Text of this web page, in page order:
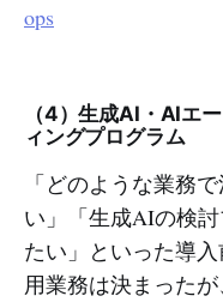
ops
（4）生成AI・AIエ
ィングプログラム
「どのような業務
い」「生成AIの検
たい」といった導
用業務は決まった